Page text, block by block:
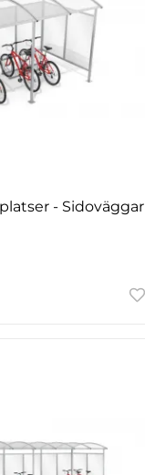
- Sidoväggar